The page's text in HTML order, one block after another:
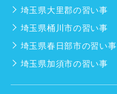
埼玉県大里郡の習い事
埼玉県桶川市の習い事
埼玉県春日部市の習い事
埼玉県加須市の習い事